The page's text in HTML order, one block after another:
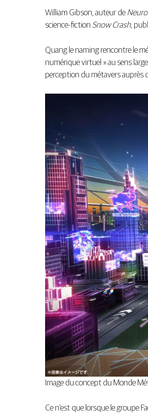
William Gibson, auteur de
science-fiction Snow Crash,
Quang le naming rencontre le
numérique virtuel » au sens
perception du métavers auprès
Image du concept du Monde
Ce n’est que lorsque le groupe